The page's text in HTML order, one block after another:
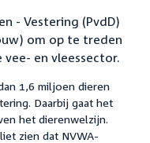
- Vestering (PvdD)
om op te treden
en vleessector.
1,6 miljoen dieren
Daarbij gaat het
het dierenwelzijn.
liet zien dat NVWA-